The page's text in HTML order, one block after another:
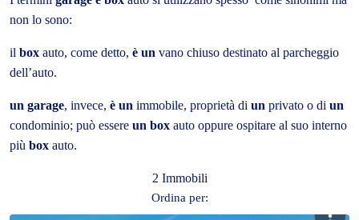
non lo sono:
il box auto, come detto, è un vano chiuso destinato al parcheggio
dell’auto.
un garage, invece, è un immobile, proprietà di un privato o di un
condominio; può essere un box auto oppure ospitare al suo interno
più box auto.
2 Immobili
Ordina per: